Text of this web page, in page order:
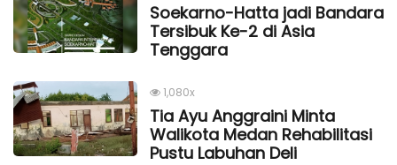
Soekarno-Hatta jadi Bandara
Tersibuk Ke-2 di Asia
Tenggara
1,080x
Tia Ayu Anggraini Minta
Walikota Medan Rehabilitasi
Pustu Labuhan Deli